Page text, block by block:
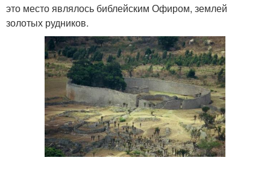
это место являлось библейским Офиром, землей
золотых рудников.